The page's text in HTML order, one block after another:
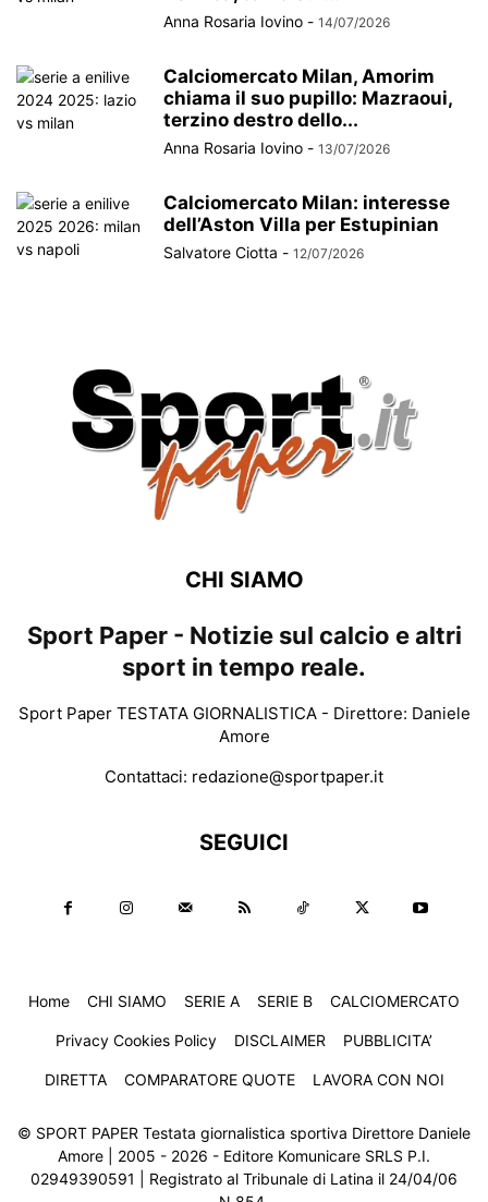
Anna Rosaria Iovino - 14/07/2026
Calciomercato Milan, Amorim
chiama il suo pupillo: Mazraoui,
terzino destro dello...
Anna Rosaria Iovino - 13/07/2026
Calciomercato Milan: interesse
dell’Aston Villa per Estupinian
Salvatore Ciotta - 12/07/2026
CHI SIAMO
Sport Paper - Notizie sul calcio e altri
sport in tempo reale.
Sport Paper TESTATA GIORNALISTICA - Direttore: Daniele
Amore
Contattaci: redazione@sportpaper.it
SEGUICI
Home CHI SIAMO SERIE A SERIE B CALCIOMERCATO
Privacy Cookies Policy DISCLAIMER PUBBLICITA’
DIRETTA COMPARATORE QUOTE LAVORA CON NOI
© SPORT PAPER Testata giornalistica sportiva Direttore Daniele
Amore | 2005 - 2026 - Editore Komunicare SRLS P.I.
02949390591 | Registrato al Tribunale di Latina il 24/04/06